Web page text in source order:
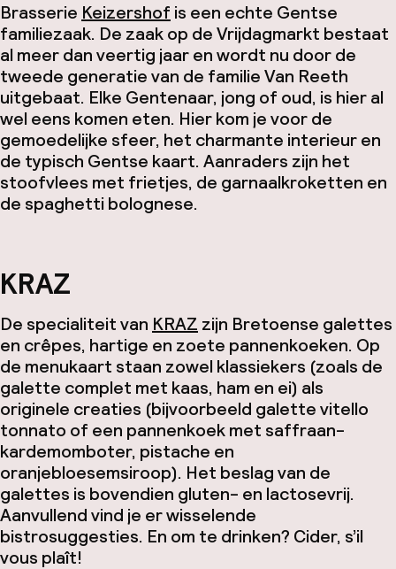
Brasserie Keizershof is een echte Gentse
familiezaak. De zaak op de Vrijdagmarkt bestaat
al meer dan veertig jaar en wordt nu door de
tweede generatie van de familie Van Reeth
uitgebaat. Elke Gentenaar, jong of oud, is hier al
wel eens komen eten. Hier kom je voor de
gemoedelijke sfeer, het charmante interieur en
de typisch Gentse kaart. Aanraders zijn het
stoofvlees met frietjes, de garnaalkroketten en
de spaghetti bolognese.
KRAZ
De specialiteit van KRAZ zijn Bretoense galettes
en crêpes, hartige en zoete pannenkoeken. Op
de menukaart staan zowel klassiekers (zoals de
galette complet met kaas, ham en ei) als
originele creaties (bijvoorbeeld galette vitello
tonnato of een pannenkoek met saffraan-
kardemomboter, pistache en
oranjebloesemsiroop). Het beslag van de
galettes is bovendien gluten- en lactosevrij.
Aanvullend vind je er wisselende
bistrosuggesties. En om te drinken? Cider, s’il
vous plaît!